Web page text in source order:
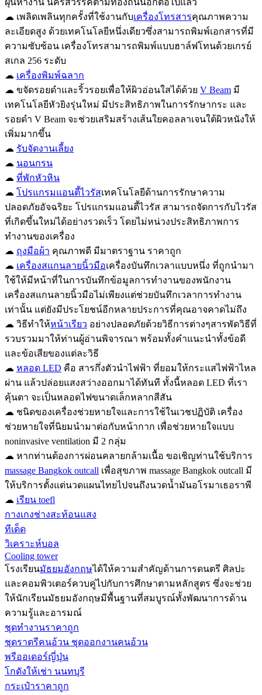
ฝุ่นหางาน นครสวรรค์ตามท้องถนนอีกต่อไปแล้ว
☁ เพลิดเพลินทุกครั้งที่ใช้งานกับเครื่องโทรสารคุณภาพความ
ละเอียดสูง ด้วยเทคโนโลยีหนึ่งเดียวซึ่งสามารถพิมพ์เอกสารที่มี
ความซับซ้อน เครื่องโทรสามารถพิมพ์แบบฮาล์ฟโทนด้วยเกรย์
สเกล 256 ระดับ
☁ เครื่องพิมพ์ฉลาก
☁ ขจัดรอยดำและริ้วรอยเพื่อให้ผิวอ่อนใสได้ด้วย V Beam มี
เทคโนโลยีหัวยิงรุ่นใหม่ มีประสิทธิภาพในการรักษากระ และ
รอยดำ V Beam จะช่วยเสริมสร้างเส้นใยคอลลาเจนใต้ผิวหนังให้
เพิ่มมากขึ้น
☁ รับจัดงานเลี้ยง
☁ นอนกรน
☁ ที่พักหัวหิน
☁ โปรแกรมแอนตี้ไวรัสเทคโนโลยีด้านการรักษาความ
ปลอดภัยอัจฉริยะ โปรแกรมแอนตี้ไวรัส สามารถจัดการกับไวรัส
ที่เกิดขึ้นใหม่ได้อย่างรวดเร็ว โดยไม่หน่วงประสิทธิภาพการ
ทำงานของเครื่อง
☁ ถุงมือผ้า คุณภาพดี มีมาตราฐาน ราคาถูก
☁ เครื่องสแกนลายนิ้วมือเครื่องบันทึกเวลาแบบหนึ่ง ที่ถูกนำมา
ใช้ให้มีหน้าที่ในการบันทึกข้อมูลการทำงานของพนักงาน
เครื่องสแกนลายนิ้วมือไม่เพียงแต่ช่วยบันทึกเวลาการทำงาน
เท่านั้น แต่ยังมีประโยชน์อีกหลายประการที่คุณอาจคาดไม่ถึง
☁ วิธีทำให้หน้าเรียว อย่างปลอดภัยด้วยวิธีการต่างๆสารพัดวิธีที่
รวบรวมมาให้ท่านผู้อ่านพิจารณา พร้อมทั้งคำแนะนำทั้งข้อดี
และข้อเสียของแต่ละวิธี
☁ หลอด LED คือ สารกึ่งตัวนำไฟฟ้า ที่ยอมให้กระแสไฟฟ้าไหล
ผ่าน แล้วปล่อยแสงสว่างออกมาได้ทันที ทั้งนี้หลอด LED ที่เรา
คุ้นตา จะเป็นหลอดไฟขนาดเล็กหลากสีสัน
☁ ชนิดของเครื่องช่วยหายใจและการใช้ในเวชปฏิบัติ เครื่อง
ช่วยหายใจที่นิยมนำมาต่อกับหน้ากาก เพื่อช่วยหายใจแบบ
noninvasive ventilation มี 2 กลุ่ม
☁ หากท่านต้องการผ่อนคลายกล้ามเนื้อ ขอเชิญท่านใช้บริการ
massage Bangkok outcall เพื่อสุขภาพ massage Bangkok outcall มี
ให้บริการตั้งแต่นวดแผนไทยไปจนถึงนวดน้ำมันอโรมาเธอราพี
☁ เรียน toefl
กางเกงช่างสะท้อนแสง
ทีเด็ด
วิเคราะห์บอล
Cooling tower
โรงเรียนมัธยมอังกฤษได้ให้ความสำคัญด้านการดนตรี ศิลปะ
และคอมพิวเตอร์ควบคู่ไปกับการศึกษาตามหลักสูตร ซึ่งจะช่วย
ให้นักเรียนมัธยมอังกฤษมีพื้นฐานที่สมบูรณ์ทั้งพัฒนาการด้าน
ความรู้และอารมณ์
ชุดทำงานราคาถูก
ชุดราตรีคนอ้วน ชุดออกงานคนอ้วน
พรีออเดอร์ญี่ปุ่น
โกดังให้เช่า นนทบุรี
กระเป๋าราคาถูก